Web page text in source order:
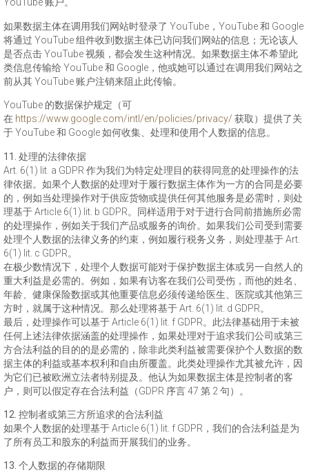
YouTube 账户。
如果数据主体在调用我们网站时登录了 YouTube，YouTube 和 Google
将通过 YouTube 组件收到数据主体已访问我们网站的信息；无论该人
是否点击 YouTube 视频，都会发生这种情况。如果数据主体不希望此
类信息传输给 YouTube 和 Google，他或她可以通过在调用我们网站之
前从其 YouTube 账户注销来阻止此传输。
YouTube 的数据保护规定（可
在 https://www.google.com/intl/en/policies/privacy/ 获取）提供了关
于 YouTube 和 Google 如何收集、处理和使用个人数据的信息。
11. 处理的法律依据
Art. 6(1) lit. a GDPR 作为我们为特定处理目的获得同意的处理操作的法
律依据。如果个人数据的处理对于履行数据主体作为一方的合同是必要
的，例如当处理操作对于供应货物或提供任何其他服务是必需时，则处
理基于 Article 6(1) lit. b GDPR。同样适用于对于进行合同前措施所必需
的处理操作，例如关于我们产品或服务的询价。如果我们公司受到需要
处理个人数据的法律义务的约束，例如履行税务义务，则处理基于 Art.
6(1) lit. c GDPR。
在极少数情况下，处理个人数据可能对于保护数据主体或另一自然人的
重大利益是必需的。例如，如果有访客在我们公司受伤，而他的姓名、
年龄、健康保险数据或其他重要信息必须传递给医生、医院或其他第三
方时，就属于这种情况。那么处理将基于 Art. 6(1) lit. d GDPR。
最后，处理操作可以基于 Article 6(1) lit. f GDPR。此法律基础用于未被
任何上述法律依据涵盖的处理操作，如果处理对于追求我们公司或第三
方合法利益的目的的是必需的，除非此类利益被需要保护个人数据的数
据主体的利益或基本权利和自由所覆盖。此类处理操作尤其被允许，因
为它们已被欧洲立法者特别提及。他认为如果数据主体是控制者的客
户，则可以假定存在合法利益（GDPR 序言 47 第 2 句）。
12. 控制者或第三方所追求的合法利益
如果个人数据的处理基于 Article 6(1) lit. f GDPR，我们的合法利益是为
了所有员工和股东的利益而开展我们的业务。
13. 个人数据的存储期限